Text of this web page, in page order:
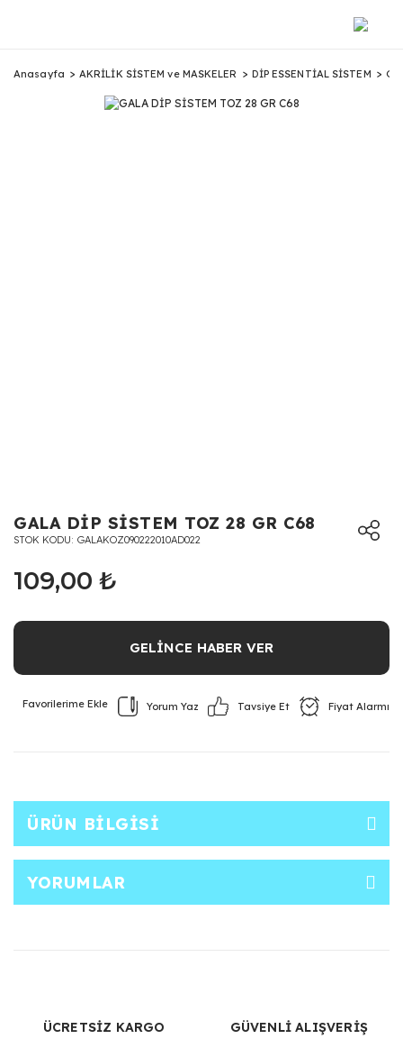
Anasayfa AKRİLİK SİSTEM ve MASKELER DİP ESSENTİAL SİSTEM
GALA DİP SİSTEM TOZ 28 GR C68
STOK KODU GALAKOZ090222010AD022
109,00 ₺
GELİNCE HABER VER
Yorum Yaz Tavsiye Et Fiyat Alarmı
ÜRÜN BILGISI
YORUMLAR
ÜCRETSİZ KARGO GÜVENLİ ALIŞVERİŞ